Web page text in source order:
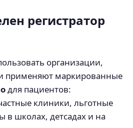
регистратор
организации,
применяют маркированные
для пациентов:
клиники, льготные
в школах, детсадах и на